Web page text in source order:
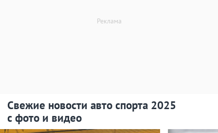
Свежие новости авто спорта 2025
с фото и видео